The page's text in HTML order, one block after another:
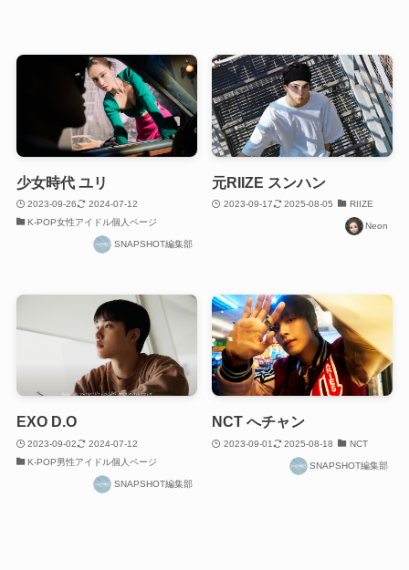
少女時代 ユリ
2023-09-26
2024-07-12
K-POP女性アイドル個人ページ
SNAPSHOT編集部
元RIIZE スンハン
2023-09-17 2025-08-05 RIIZE
Neon
EXO D.O
2023-09-02
2024-07-12
K-POP男性アイドル個人ページ
SNAPSHOT編集部
NCT へチャン
2023-09-01 2025-08-18 NCT
SNAPSHOT編集部